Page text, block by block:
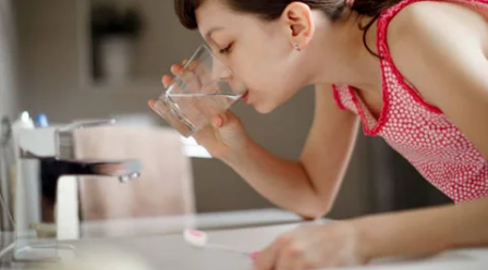
mundial durante a realização da Copa. A situação
também reforçou o debate sobre transparência
nos processos disciplinares da Fifa,
especialmente em competições de grande
relevância. Enquanto a seleção dos Estados
Unidos se prepara para enfrentar a Bélgica com
Balogun novamente à disposição, a decisão
continua gerando questionamentos entre